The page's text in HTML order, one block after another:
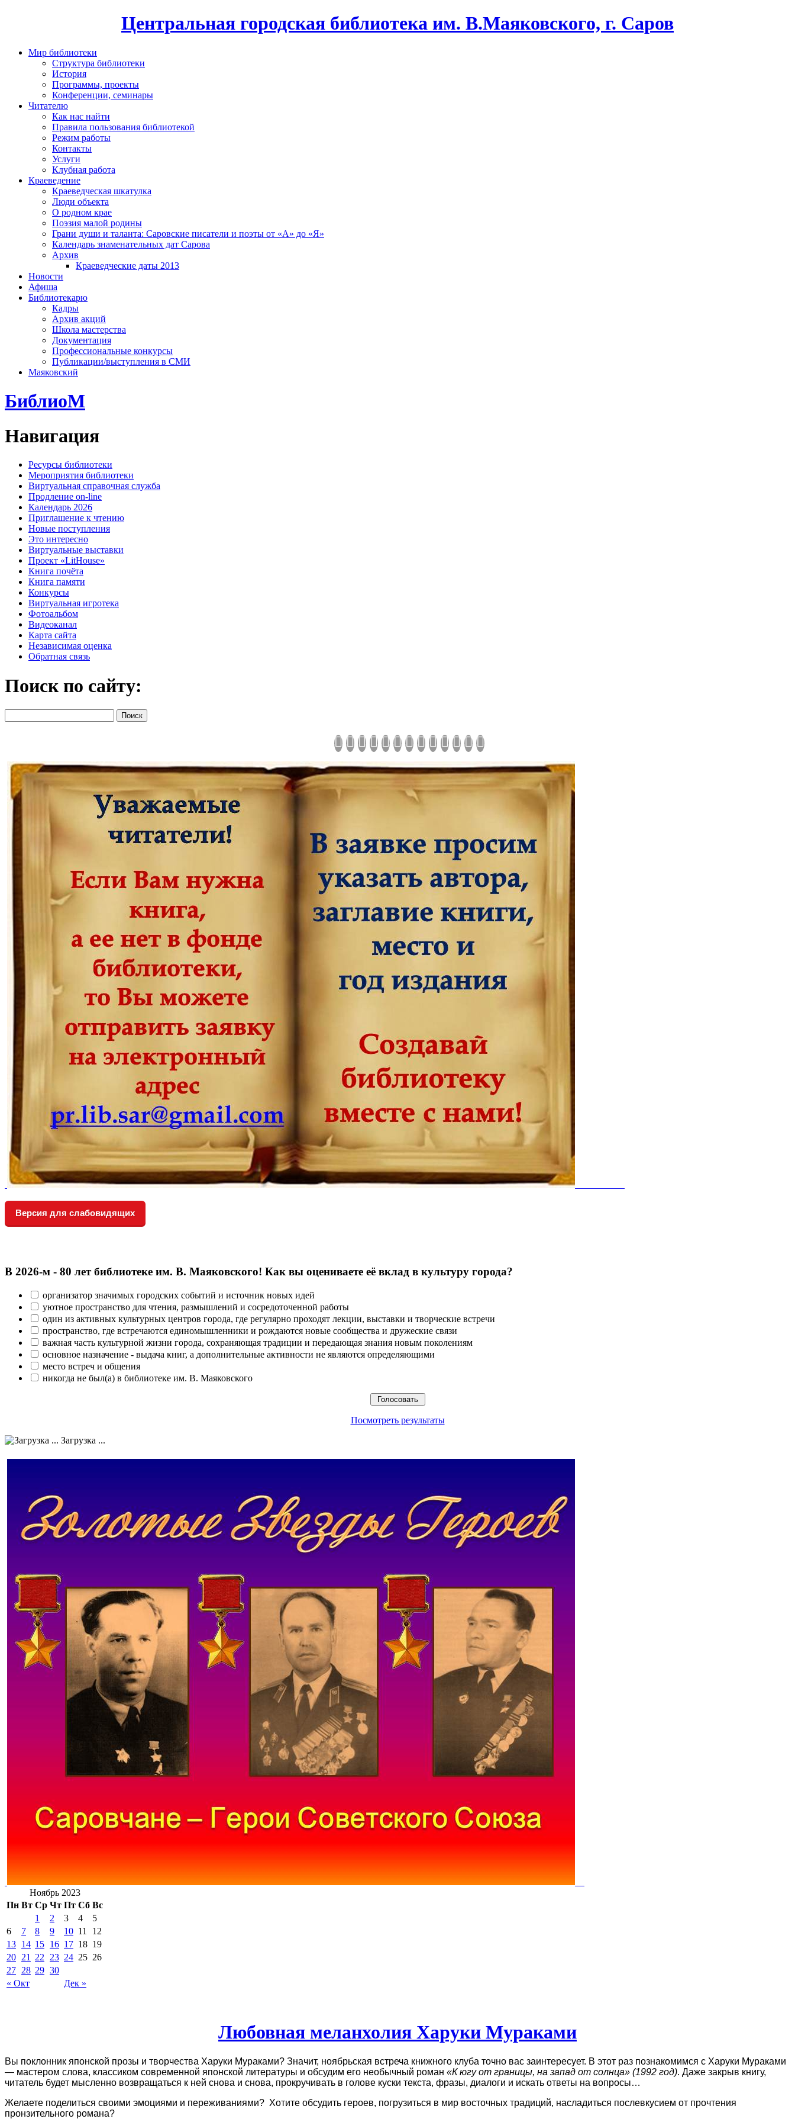
Центральная городская библиотека им. В.Маяковского, г. Саров
Мир библиотеки
Структура библиотеки
История
Программы, проекты
Конференции, семинары
Читателю
Как нас найти
Правила пользования библиотекой
Режим работы
Контакты
Услуги
Клубная работа
Краеведение
Краеведческая шкатулка
Люди объекта
О родном крае
Поэзия малой родины
Грани души и таланта: Саровские писатели и поэты от «А» до «Я»
Календарь знаменательных дат Сарова
Архив
Краеведческие даты 2013
Новости
Афиша
Библиотекарю
Кадры
Архив акций
Школа мастерства
Документация
Профессиональные конкурсы
Публикации/выступления в СМИ
Маяковский
БиблиоМ
Навигация
Ресурсы библиотеки
Мероприятия библиотеки
Виртуальная справочная служба
Продление on-line
Календарь 2026
Приглашение к чтению
Новые поступления
Это интересно
Виртуальные выставки
Проект «LitHouse»
Книга почёта
Книга памяти
Конкурсы
Виртуальная игротека
Фотоальбом
Видеоканал
Карта сайта
Независимая оценка
Обратная связь
Поиск по сайту:
Версия для слабовидящих
В 2026‑м - 80 лет библиотеке им. В. Маяковского! Как вы оцениваете её вклад в культуру города?
организатор значимых городских событий и источник новых идей
уютное пространство для чтения, размышлений и сосредоточенной работы
один из активных культурных центров города, где регулярно проходят лекции, выставки и творческие встречи
пространство, где встречаются единомышленники и рождаются новые сообщества и дружеские связи
важная часть культурной жизни города, сохраняющая традиции и передающая знания новым поколениям
основное назначение - выдача книг, а дополнительные активности не являются определяющими
место встреч и общения
никогда не был(а) в библиотеке им. В. Маяковского
Посмотреть результаты
Загрузка ...
Ноябрь 2023
Пн Вт Ср Чт Пт Сб Вс
« Окт Дек »
1 2 3 4
5
6
7 8 9 10 11
12
13 14 15 16 17 18 19
20 21 22 23 24 25 26
27 28 29 30
Любовная меланхолия Харуки Мураками
Вы поклонник японской прозы и творчества Харуки Мураками? Значит, ноябрьская встреча книжного клуба точно вас заинтересует. В этот раз познакомимся с Харуки Мураками
— мастером слова, классиком современной японской литературы и обсудим его необычный роман «К югу от границы, на запад от солнца» (1992 год). Даже закрыв книгу,
читатель будет мысленно возвращаться к ней снова и снова, прокручивать в голове куски текста, фразы, диалоги и искать ответы на вопросы…
Желаете поделиться своими эмоциями и переживаниями? Хотите обсудить героев, погрузиться в мир восточных традиций, насладиться послевкусием от прочтения
пронзительного романа?